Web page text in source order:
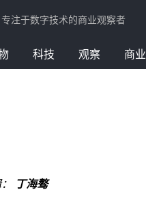
专注于数字技术的商业观察者
科技 观察 商业
丁海骜